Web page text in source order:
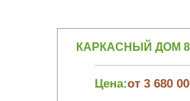
КАРКАСНЫЙ ДОМ
Цена:от 3 680